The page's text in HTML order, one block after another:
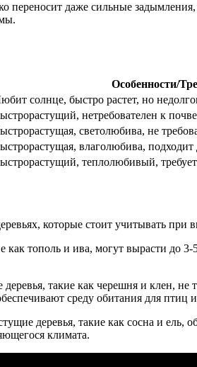
переносит даже сильные
Особенности/
солнце, быстро растет, но
нетребователен к
светолюбива, не
влаголюбива,
теплолюбивый,
которые стоит учитывать при
как тополь и ива, могут вырасти до
деревья, такие как черешня и клен,
среду обитания для птиц
деревья, такие как сосна и ель,
климата.